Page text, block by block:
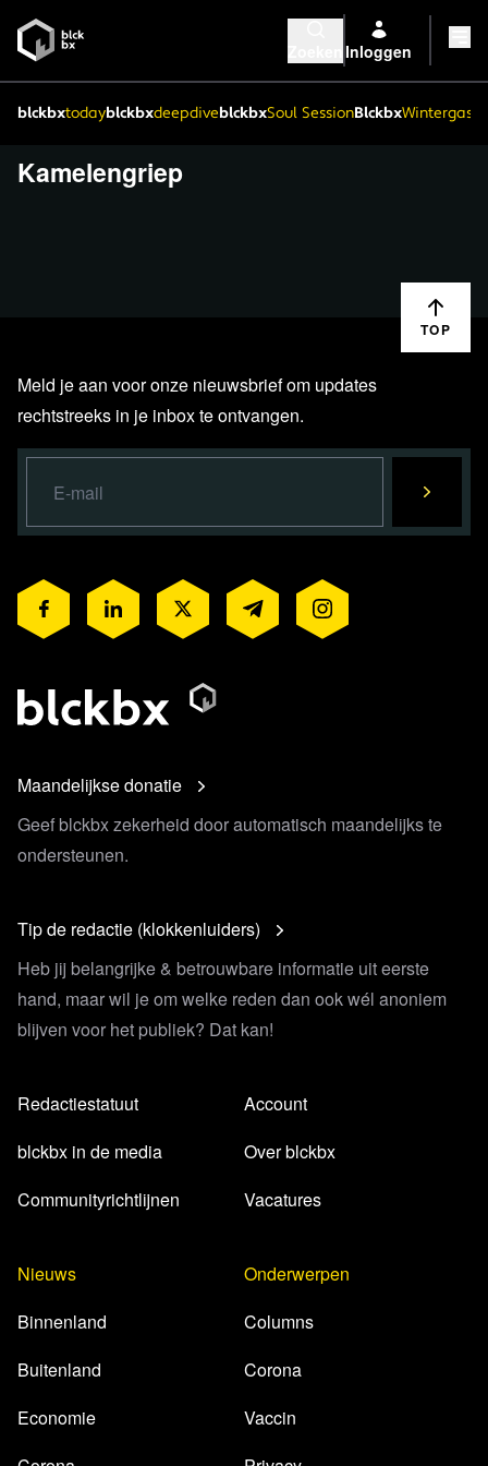
Inloggen
blckbxtodayblckbxdeepdiveblckbxSoul SessionBlckbx
Kamelengriep
TOP
Meld je aan voor onze nieuwsbrief om updates
rechtstreeks in je inbox te ontvangen.
Maandelijkse donatie
Geef blckbx zekerheid door automatisch maandelijks te
ondersteunen.
Tip de redactie (klokkenluiders)
Heb jij belangrijke & betrouwbare informatie uit eerste
hand, maar wil je om welke reden dan ook wél anoniem
blijven voor het publiek? Dat kan!
Redactiestatuut
blckbx in de media
Communityrichtlijnen
Account
Over blckbx
Vacatures
Nieuws
Binnenland
Buitenland
Economie
Onderwerpen
Columns
Corona
Vaccin